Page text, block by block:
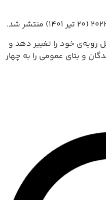
را تغییر دهد و
عمومی را به چهار